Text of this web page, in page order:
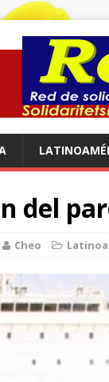
del
Cheo